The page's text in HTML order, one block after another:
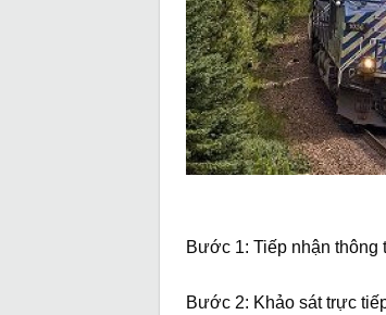
Bước 1: Tiếp nhận thông
Bước 2: Khảo sát trực